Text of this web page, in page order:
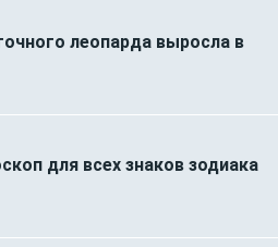
леопарда выросла в
для всех знаков зодиака